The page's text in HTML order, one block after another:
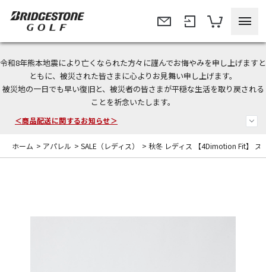
令和8年熊本地震により亡くなられた方々に謹んでお悔やみを申し上げますと
ともに、被災された皆さまに心よりお見舞い申し上げます。
被災地の一日でも早い復旧と、被災者の皆さまが平穏な生活を取り戻される
ことを祈念いたします。
今なら新規会員登録で1,000円OFFクーポンプレゼント！
＜商品配送に関するお知らせ＞
＜夏季休暇中のご注文・発送・お問い合わせ＞
ホーム > アパレル > SALE（レディス） > 秋冬 レディス 【4Dimotion Fit】 ス